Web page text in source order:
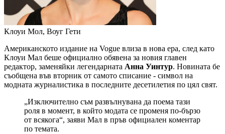
Клоуи Мол, Воуг Гети
Американското издание на Vogue влиза в нова ера, след като
Клоуи Мал беше официално обявена за новия главен
редактор, заменяйки легендарната Анна Уинтур. Новината бе
съобщена във вторник от самото списание - символ на
модната журналистика в последните десетилетия по цял свят.
„Изключително съм развълнувана да поема тази
роля в момент, в който модата се променя по-бързо
от всякога“, заяви Мал в пръв официален коментар
по темата.